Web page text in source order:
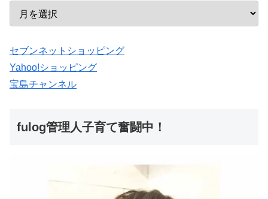
セブンネットショッピング
Yahoo!ショッピング
宝島チャンネル
fulog管理人子育て奮闘中！